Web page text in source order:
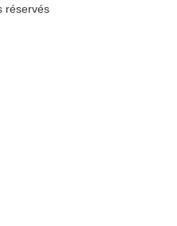
réservés